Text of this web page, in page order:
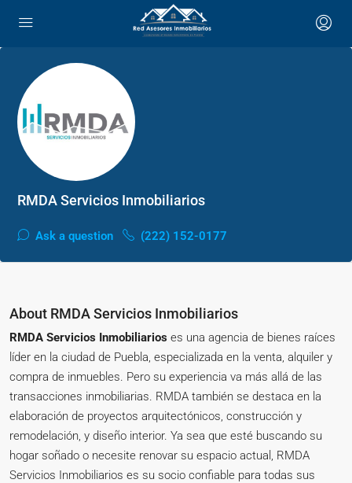
RMDA Servicios Inmobiliarios
Ask a question (222) 152-0177
About RMDA Servicios Inmobiliarios
RMDA Servicios Inmobiliarios es una agencia de bienes raíces
líder en la ciudad de Puebla, especializada en la venta, alquiler y
compra de inmuebles. Pero su experiencia va más allá de las
transacciones inmobiliarias. RMDA también se destaca en la
elaboración de proyectos arquitectónicos, construcción y
remodelación, y diseño interior. Ya sea que esté buscando su
hogar soñado o necesite renovar su espacio actual, RMDA
Servicios Inmobiliarios es su socio confiable para todas sus